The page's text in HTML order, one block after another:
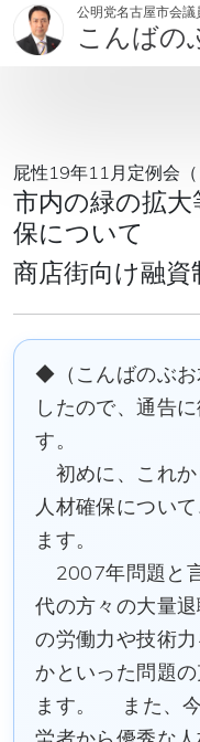
公明党名古屋市会議
こんばの
屁性19年11月定例会（
市内の緑の拡
保について
商店街向け融
◆（こんばのぶ
したので、通告
す。
初めに、これか
人材確保につい
ます。
2007年問題と
代の方々の大量
の労働力や技術
かといった問題
ます。 また、